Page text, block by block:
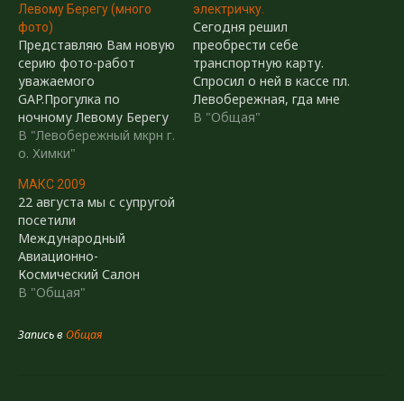
Левому Берегу (много
фото)
Представляю Вам новую
серию фото-работ
уважаемого
GAP.Прогулка по
ночному Левому Берегу
(много фото):Начнём с
перекрёстка МОКИ -
по "Бродвею" в сторону
школы №6Перекрёсток у
школы №6 и домом 4 по
ул НахимоваСтадион
школы №6Перекрёсток у
музыкальной
школыПоворот у
церковьКлассика жанра:
В "Левобережный мкрн г.
о. Химки"
электричку.
Сегодня решил
преобрести себе
транспортную карту.
Спросил о ней в кассе пл.
Левобережная, гда мне
сказали, что
В "Общая"
МАКС 2009
22 августа мы с супругой
посетили
Международный
Авиационно-
Космический Салон
МАКС 2009.Далее фото-
увлекательном
мероприятии, которое
В "Общая"
Запись в Общая